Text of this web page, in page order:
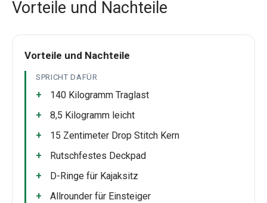
Vorteile und Nachteile
Vorteile und Nachteile
SPRICHT DAFÜR
140 Kilogramm Traglast
8,5 Kilogramm leicht
15 Zentimeter Drop Stitch Kern
Rutschfestes Deckpad
D-Ringe für Kajaksitz
Allrounder für Einsteiger